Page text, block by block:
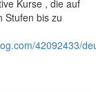
Kurse , die auf
Stufen bis zu
42092433/